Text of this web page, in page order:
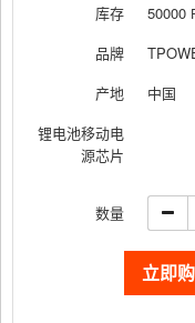
库存 50000
品牌
产地
中国
锂电池移动电
源芯片
数量
立即